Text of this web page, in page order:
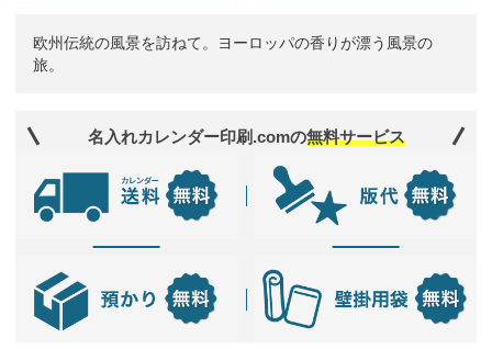
欧州伝統の風景を訪ねて。ヨーロッパの香りが漂う風景の
旅。
名入れカレンダー印刷.comの無料サービス